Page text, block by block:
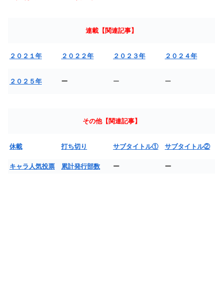
連載【関連記事】
２０２１年 ２０２２年 ２０２３年 ２０２４年
２０２５年 ー ー ー
その他【関連記事】
休載 打ち切り サブタイトル① サブタイトル②
キャラ人気投票 累計発行部数 ー ー